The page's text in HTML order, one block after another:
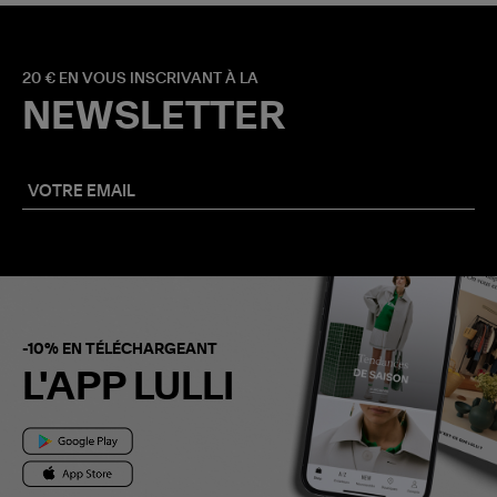
20 € EN VOUS INSCRIVANT À LA
NEWSLETTER
-10% EN TÉLÉCHARGEANT
L'APP LULLI